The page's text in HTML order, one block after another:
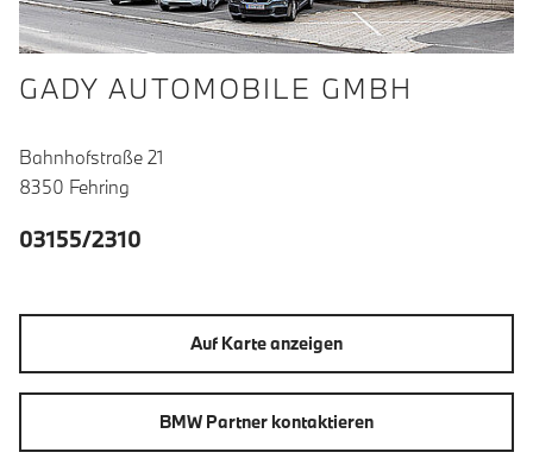
GADY AUTOMOBILE GMBH
Bahnhofstraße 21
8350 Fehring
03155/2310
Auf Karte anzeigen
BMW Partner kontaktieren